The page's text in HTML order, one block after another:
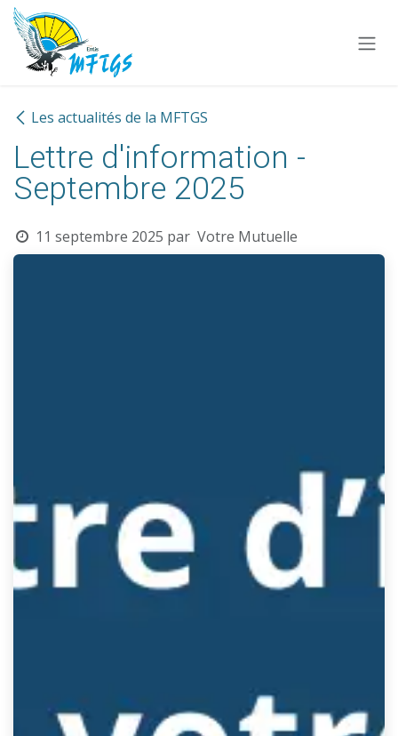
Se rendre au contenu
Les actualités de la MFTGS
Lettre d'information -
Septembre 2025
11 septembre 2025 par Votre Mutuelle